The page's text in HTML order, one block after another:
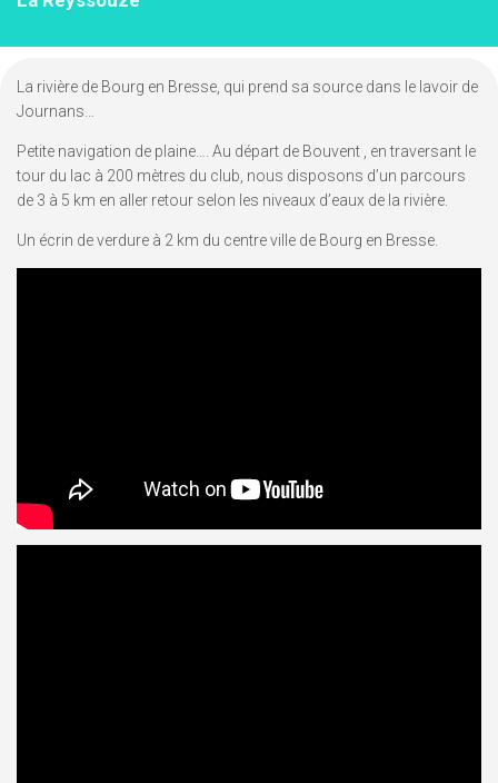
La rivière de Bourg en Bresse, qui prend sa source dans le lavoir de
Journans…
Petite navigation de plaine…. Au départ de Bouvent , en traversant le
tour du lac à 200 mètres du club, nous disposons d’un parcours
de 3 à 5 km en aller retour selon les niveaux d’eaux de la rivière.
Un écrin de verdure à 2 km du centre ville de Bourg en Bresse.